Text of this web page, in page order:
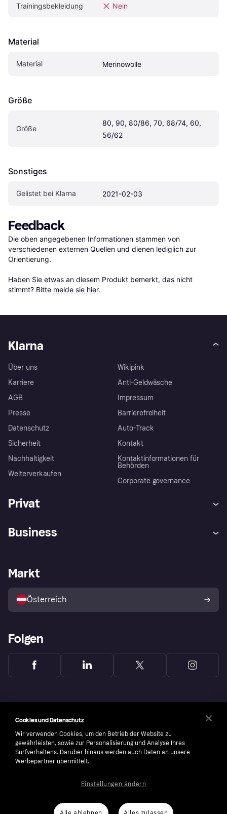
Trainingsbekleidung Nein
Material
Material Merinowolle
Größe
Größe
80, 90, 80/86, 70, 68/74, 60,
56/62
Sonstiges
Gelistet bei Klarna 2021-02-03
Feedback
Die oben angegebenen Informationen stammen von
verschiedenen externen Quellen und dienen lediglich zur
Orientierung.
Haben Sie etwas an diesem Produkt bemerkt, das nicht
stimmt? Bitte melde sie hier.
Klarna
Über uns
Karriere
AGB
Presse
Datenschutz
Sicherheit
Nachhaltigkeit
Weiterverkaufen
Wikipink
Anti-Geldwäsche
Impressum
Barrierefreiheit
Auto-Track
Kontakt
Kontaktinformationen für
Behörden
Corporate governance
Privat
Shops entdecken
Business
Händlerportal
Markt
Österreich
Folgen
number: 556737-0431
Cookies und Datenschutz
Wir verwenden Cookies, um den Betrieb der Website zu
gewährleisten, sowie zur Personalisierung und Analyse Ihres
Surfverhaltens. Darüber hinaus werden auch Daten an unsere
Werbepartner übermittelt.
Einstellungen ändern